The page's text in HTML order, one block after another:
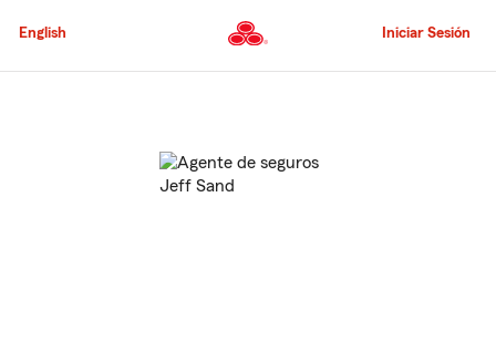
al
principal
English Iniciar Sesión